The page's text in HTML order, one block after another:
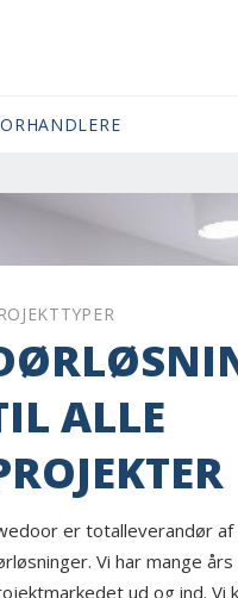
ALLE
er totalleverandør af
Vi har mange
ud og ind. Vi